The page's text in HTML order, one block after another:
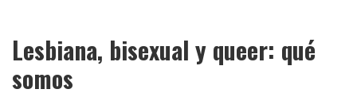
Lesbiana, bisexual y queer: qué
somos